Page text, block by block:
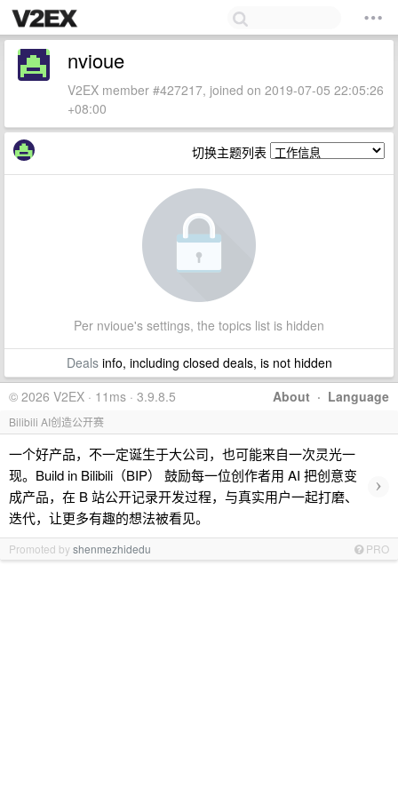
nvioue
V2EX member #427217, joined on 2019-07-05 22:05:26
+08:00
切换主题列表
Per nvioue's settings, the topics list is hidden
Dealsinfo, including closed deals, is not hidden
About · Language
© 2026 V2EX · 11ms · 3.9.8.5
Bilibili AI创造公开赛
一个好产品，不一定诞生于大公司，也可能来自一次灵光一
现。Build in Bilibili（BIP） 鼓励每一位创作者用 AI 把创意变
成产品，在 B 站公开记录开发过程，与真实用户一起打磨、
迭代，让更多有趣的想法被看见。
›
Promoted byshenmezhidedu PRO